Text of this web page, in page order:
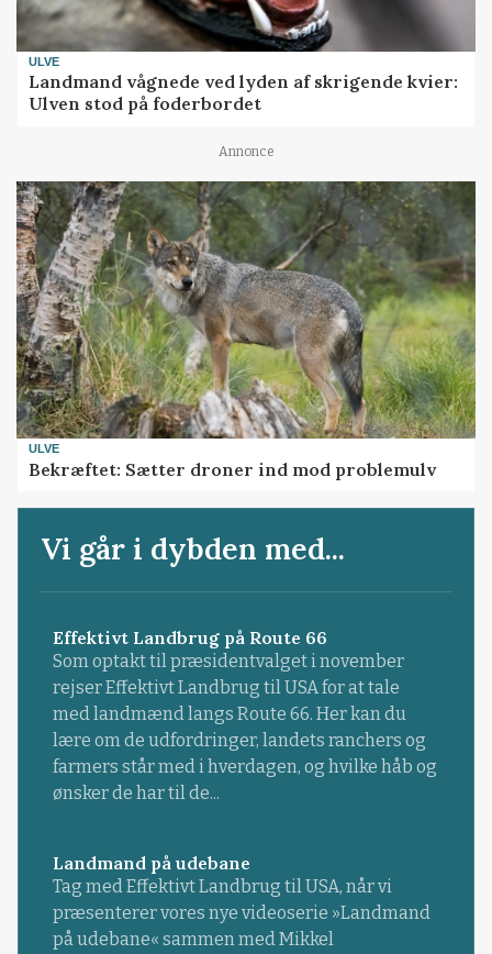
ULVE
Landmand vågnede ved lyden af skrigende kvier:
Ulven stod på foderbordet
Annonce
ULVE
Bekræftet: Sætter droner ind mod problemulv
Vi går i dybden med...
Effektivt Landbrug på Route 66
Som optakt til præsidentvalget i november
rejser Effektivt Landbrug til USA for at tale
med landmænd langs Route 66. Her kan du
lære om de udfordringer, landets ranchers og
farmers står med i hverdagen, og hvilke håb og
ønsker de har til de...
Landmand på udebane
Tag med Effektivt Landbrug til USA, når vi
præsenterer vores nye videoserie »Landmand
på udebane« sammen med Mikkel